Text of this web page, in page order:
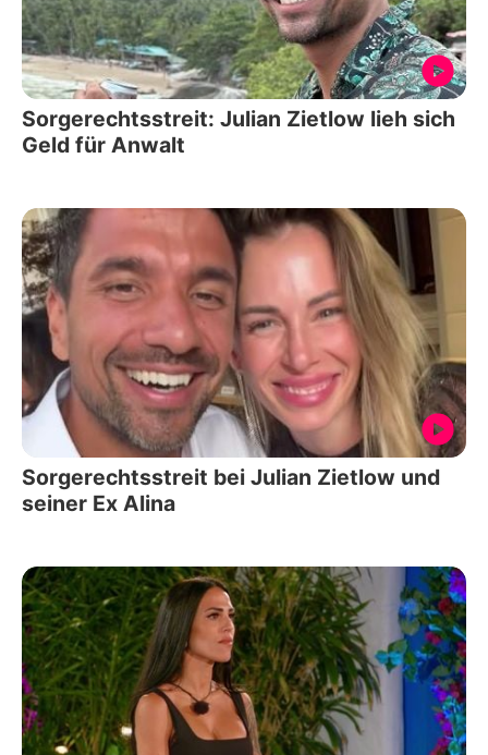
Sorgerechtsstreit: Julian Zietlow lieh sich
Geld für Anwalt
Sorgerechtsstreit bei Julian Zietlow und
seiner Ex Alina